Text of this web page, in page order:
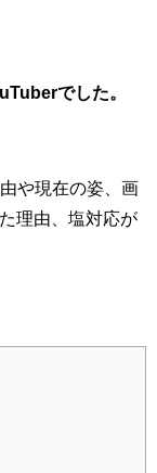
でした。
や現在の姿、画
理由、塩対応が